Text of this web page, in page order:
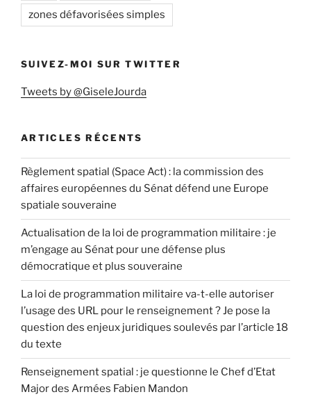
zones défavorisées simples
SUIVEZ-MOI SUR TWITTER
Tweets by @GiseleJourda
ARTICLES RÉCENTS
Règlement spatial (Space Act) : la commission des
affaires européennes du Sénat défend une Europe
spatiale souveraine
Actualisation de la loi de programmation militaire : je
m’engage au Sénat pour une défense plus
démocratique et plus souveraine
La loi de programmation militaire va-t-elle autoriser
l’usage des URL pour le renseignement ? Je pose la
question des enjeux juridiques soulevés par l’article 18
du texte
Renseignement spatial : je questionne le Chef d’Etat
Major des Armées Fabien Mandon